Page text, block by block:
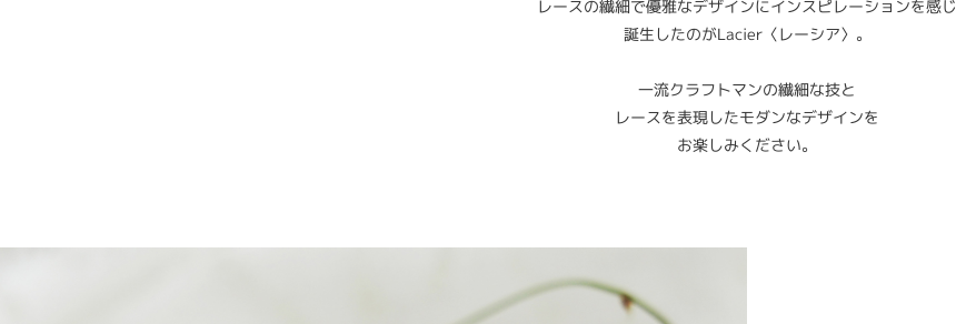
レースの繊細で優雅なデザインにインスピレーションを感じ
誕生したのがLacier〈レーシア〉。
一流クラフトマンの繊細な技と
レースを表現したモダンなデザインを
お楽しみください。